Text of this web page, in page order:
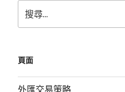
尋
字:
頁面
外匯交易策略